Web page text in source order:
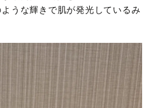
うな輝きで肌が発光しているみ